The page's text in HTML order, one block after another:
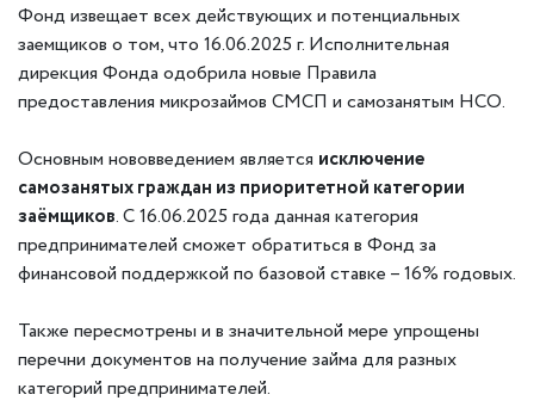
Фонд извещает всех действующих и потенциальных
заемщиков о том, что 16.06.2025 г. Исполнительная
дирекция Фонда одобрила новые Правила
предоставления микрозаймов СМСП и самозанятым НСО.
Основным нововведением является исключение
самозанятых граждан из приоритетной категории
заёмщиков. С 16.06.2025 года данная категория
предпринимателей сможет обратиться в Фонд за
финансовой поддержкой по базовой ставке – 16% годовых.
Также пересмотрены и в значительной мере упрощены
перечни документов на получение займа для разных
категорий предпринимателей.